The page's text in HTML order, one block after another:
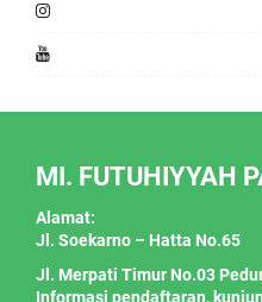
MI. FUTUHIYYAH
Alamat:
Jl. Soekarno – Hatta No.65
Jl. Merpati Timur No.03
Informasi pendaftaran,